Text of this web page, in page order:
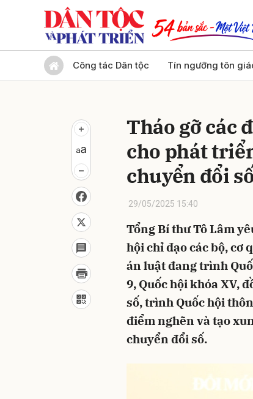
Công tác Dân tộc Tín ngưỡng tôn
Tháo gỡ các
cho phát
chuyển đổi
29/05/2025 15:40
Tổng Bí thư Tô Lâm
hội chỉ đạo các bộ, cơ
án luật đang trình
9, Quốc hội khóa XV,
số, trình Quốc hội
điểm nghẽn và tạo
chuyển đổi số.